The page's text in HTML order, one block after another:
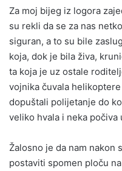
Za moj bijeg iz logora
su rekli da se za nas
siguran, a to su bile
koja, dok je bila živa,
ta koja je uz ostale
vojnika čuvala
dopuštali polijetanje do
veliko hvala i neka počiva
Žalosno je da nam nakon
postaviti spomen ploču